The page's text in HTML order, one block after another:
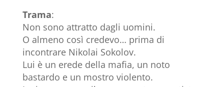
Trama:
Non sono attratto dagli uomini.
O almeno così credevo… prima di
incontrare Nikolai Sokolov.
Lui è un erede della mafia, un noto
bastardo e un mostro violento.